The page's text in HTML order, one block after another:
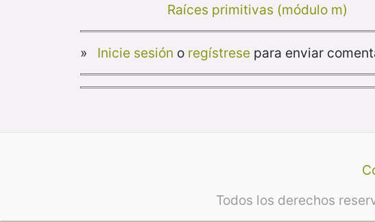
Raíces primitivas (módulo m)
» Inicie sesión o regístresepara enviar
Todos los derechos